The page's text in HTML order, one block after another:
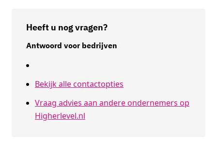
Heeft u nog vragen?
Antwoord voor bedrijven
Bekijk alle contactopties
Vraag advies aan andere ondernemers op
Higherlevel.nl